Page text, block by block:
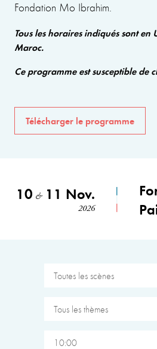
Fondation Mo Ibrahim.
Tous les horaires indiqués sont en
Maroc.
Ce programme est susceptible de
Télécharger le programme
10 &11 Nov.
2026
Toutes les scènes
Tous les thèmes
10:00